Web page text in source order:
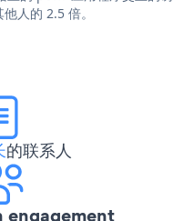
人的 2.5 倍。
的联系人
engagement